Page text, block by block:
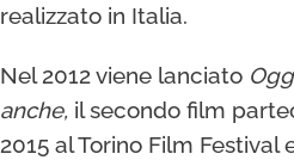
realizzato in Italia.
Nel 2012 viene lanciato
anche, il secondo film
2015 al Torino Film